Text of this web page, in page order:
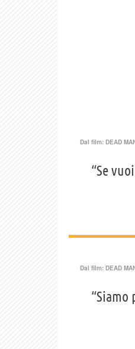
Dal film: DEAD
“Se
Dal film: DEAD